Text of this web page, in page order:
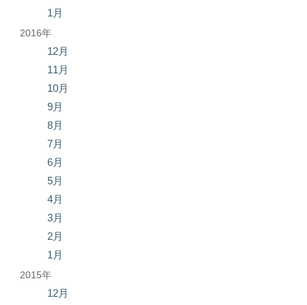
1月
2016年
12月
11月
10月
9月
8月
7月
6月
5月
4月
3月
2月
1月
2015年
12月